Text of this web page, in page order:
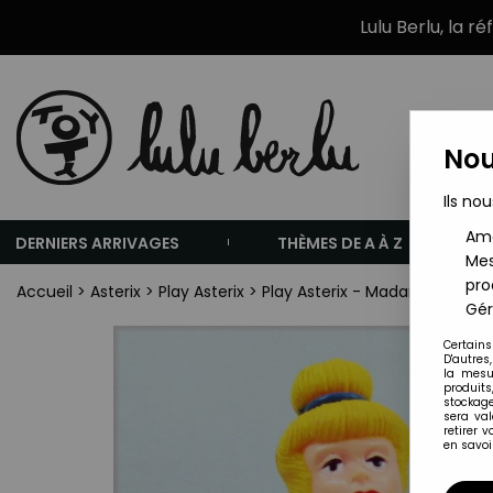
Lulu Berlu, la
DERNIERS ARRIVAGES THÈMES DE A À Z
Accueil > Asterix > Play Asterix > Play Asterix - Madame
Ils
la
sera
retirer
en